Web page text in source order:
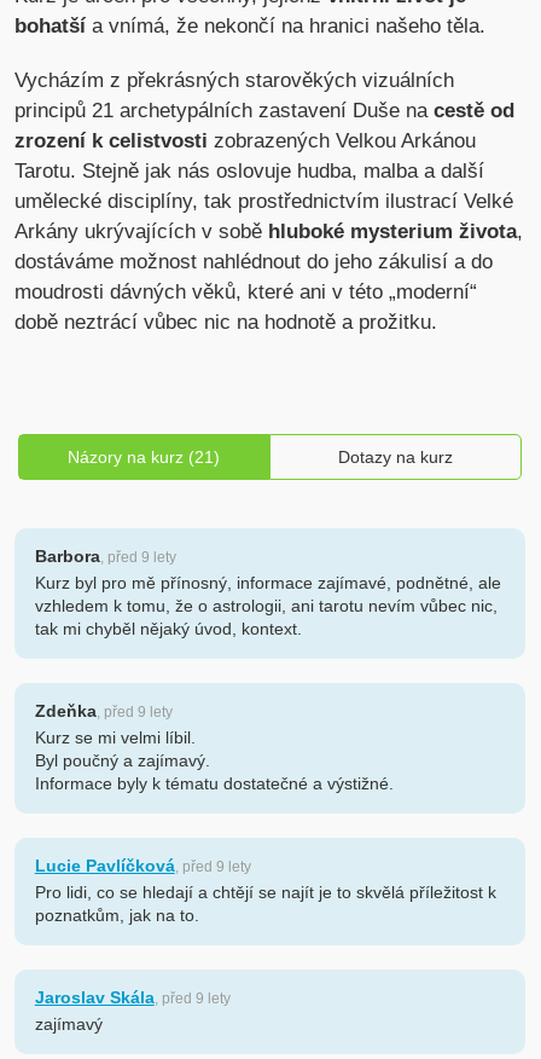
bohatší a vnímá, že nekončí na hranici našeho těla.
Vycházím z překrásných starověkých vizuálních
principů 21 archetypálních zastavení Duše nacestě od
zrození k celistvosti zobrazených Velkou Arkánou
Tarotu. Stejně jak nás oslovuje hudba, malba a další
umělecké disciplíny, tak prostřednictvím ilustrací Velké
Arkány ukrývajících v sobě hluboké mysterium života,
dostáváme možnost nahlédnout do jeho zákulisí a do
moudrosti dávných věků, které ani v této „moderní“
době neztrácí vůbec nic na hodnotě a prožitku.
Názory na kurz (21) Dotazy na kurz
Barbora, před 9 lety
Kurz byl pro mě přínosný, informace zajímavé, podnětné, ale
vzhledem k tomu, že o astrologii, ani tarotu nevím vůbec nic,
tak mi chyběl nějaký úvod, kontext.
Zdeňka, před 9 lety
Kurz se mi velmi líbil.
Byl poučný a zajímavý.
Informace byly k tématu dostatečné a výstižné.
Lucie Pavlíčková, před 9 lety
Pro lidi, co se hledají a chtějí se najít je to skvělá příležitost k
poznatkům, jak na to.
Jaroslav Skála, před 9 lety
zajímavý